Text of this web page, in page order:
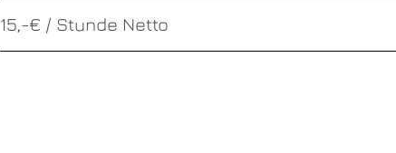
15,-€ / Stunde Netto